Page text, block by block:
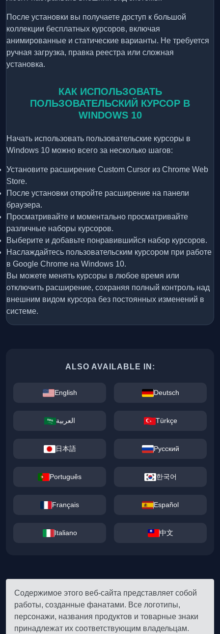
После установки вы получаете доступ к большой
коллекции бесплатных курсоров, включая
анимированные и статические варианты. Не требуется
ручная загрузка, правка реестра или сложная
установка.
КАК ИСПОЛЬЗОВАТЬ
ПОЛЬЗОВАТЕЛЬСКИЙ КУРСОР В
WINDOWS 10
Начать использовать пользовательские курсоры в
Windows 10 можно всего за несколько шагов:
Установите расширение Custom Cursor из Chrome Web
Store.
После установки откройте расширение на панели
браузера.
Просматривайте и моментально просматривайте
различные наборы курсоров.
Выберите и добавьте понравившийся набор курсоров.
Наслаждайтесь пользовательским курсором при работе
в Google Chrome на Windows 10.
Вы можете менять курсоры в любое время или
отключить расширение, сохраняя полный контроль над
внешним видом курсора без постоянных изменений в
системе.
ALSO AVAILABLE IN:
English Deutsch
العربية Türkçe
日本語 Русский
Português 한국어
Français Español
Italiano 中文
Содержимое этого веб-сайта представляет собой
работы, созданные фанатами. Все логотипы,
персонажи, названия продуктов и товарные знаки
принадлежат их соответствующим владельцам.